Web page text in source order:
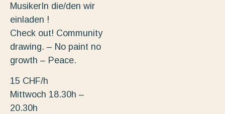
MusikerIn die/den wir
einladen !
Check out! Community
drawing. – No paint no
growth – Peace.
15 CHF/h
Mittwoch 18.30h –
20.30h